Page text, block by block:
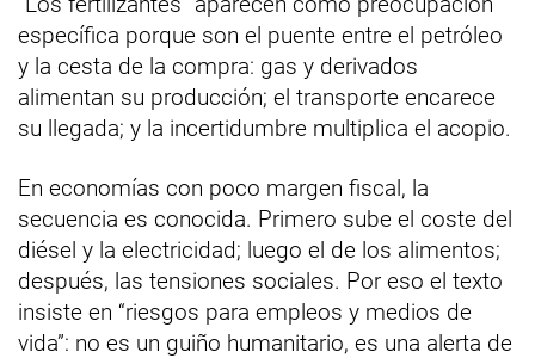
específica porque son el puente entre el petróleo
y la cesta de la compra: gas y derivados
alimentan su producción; el transporte encarece
su llegada; y la incertidumbre multiplica el acopio.
En economías con poco margen fiscal, la
secuencia es conocida. Primero sube el coste del
diésel y la electricidad; luego el de los alimentos;
después, las tensiones sociales. Por eso el texto
insiste en “riesgos para empleos y medios de
vida”: no es un guiño humanitario, es una alerta de